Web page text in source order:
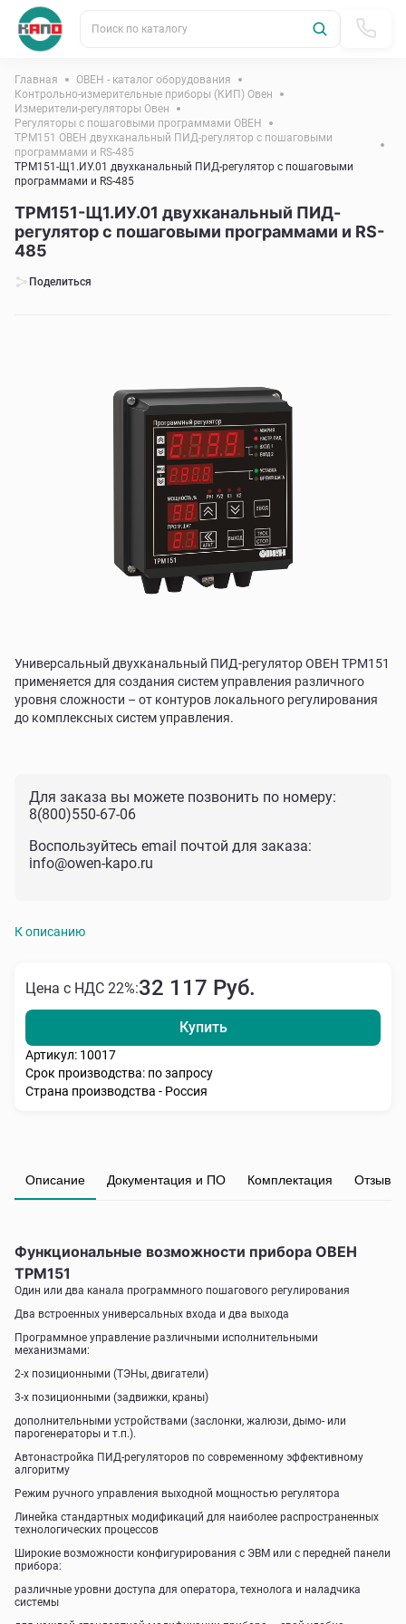
Поиск по каталогу
Главная
ОВЕН - каталог оборудования
Контрольно-измерительные приборы (КИП) Овен
Измерители-регуляторы Овен
Регуляторы с пошаговыми программами ОВЕН
ТРМ151 ОВЕН двухканальный ПИД-регулятор с пошаговыми
программами и RS-485
ТРМ151-Щ1.ИУ.01 двухканальный ПИД-регулятор с пошаговыми
программами и RS-485
ТРМ151-Щ1.ИУ.01 двухканальный ПИД-
регулятор с пошаговыми программами и RS-
485
Поделиться
Универсальный двухканальный ПИД-регулятор ОВЕН ТРМ151
применяется для создания систем управления различного
уровня сложности – от контуров локального регулирования
до комплексных систем управления.
Для заказа вы можете позвонить по номеру:
8(800)550-67-06
Воспользуйтесь email почтой для заказа:
info@owen-kapo.ru
К описанию
Цена с НДС 22%:32 117 Руб.
Купить
Артикул: 10017
Срок производства: по запросу
Страна производства - Россия
Описание Документация и ПО Комплектация Отзывы
Функциональные возможности прибора ОВЕН
ТРМ151
Один или два канала программного пошагового регулирования
Два встроенных универсальных входа и два выхода
Программное управление различными исполнительными
механизмами:
2-х позиционными (ТЭНы, двигатели)
3-х позиционными (задвижки, краны)
дополнительными устройствами (заслонки, жалюзи, дымо- или
парогенераторы и т.п.).
Автонастройка ПИД-регуляторов по современному эффективному
алгоритму
Режим ручного управления выходной мощностью регулятора
Линейка стандартных модификаций для наиболее распространенных
технологических процессов
Широкие возможности конфигурирования с ЭВМ или с передней панели
прибора:
различные уровни доступа для оператора, технолога и наладчика
системы